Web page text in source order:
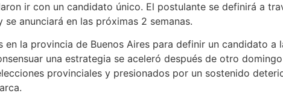
ir con un candidato único. El postulante se definirá a
anunciará en las próximas 2 semanas.
en la provincia de Buenos Aires para definir un candidato a
una estrategia se aceleró después de otro domingo
provinciales y presionados por un sostenido